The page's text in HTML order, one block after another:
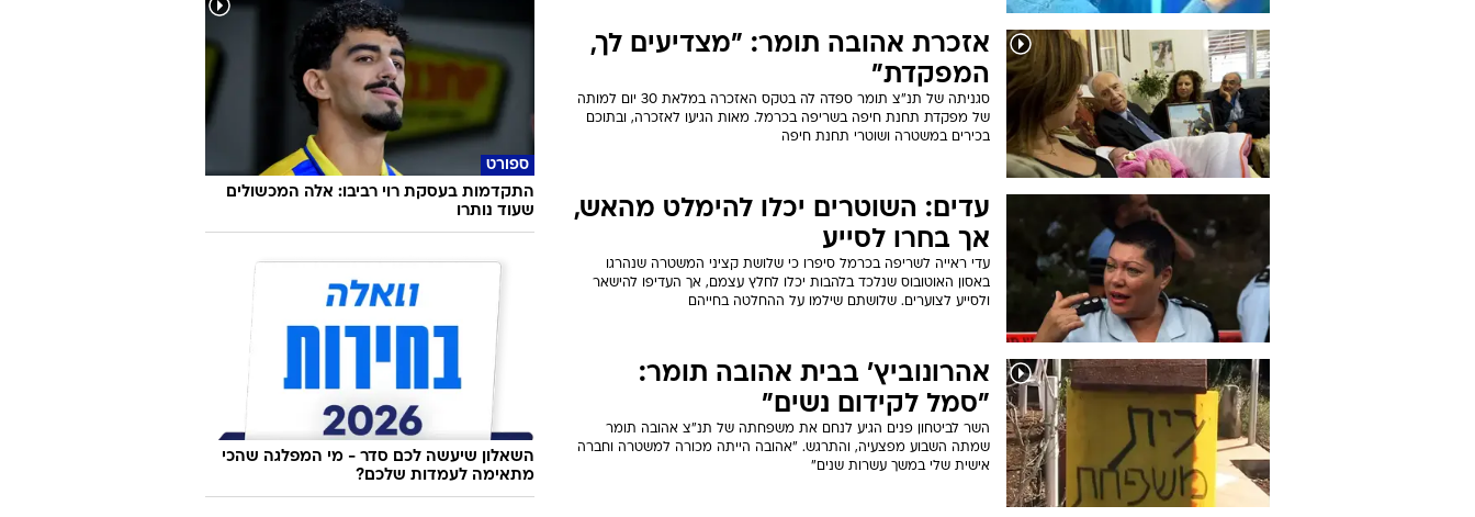
אזכרת אהובה תומר: "מצדיעים לך,
המפקדת"
סגניתה של תנ"צ תומר ספדה לה בטקס האזכרה במלאת 30 יום למותה
של מפקדת תחנת חיפה בשריפה בכרמל. מאות הגיעו לאזכרה, ובתוכם
בכירים במשטרה ושוטרי תחנת חיפה
עדים: השוטרים יכלו להימלט מהאש,
אך בחרו לסייע
עדי ראייה לשריפה בכרמל סיפרו כי שלושת קציני המשטרה שנהרגו
באסון האוטובוס שנלכד בלהבות יכלו לחלץ עצמם, אך העדיפו להישאר
ולסייע לצוערים. שלושתם שילמו על ההחלטה בחייהם
אהרונוביץ' בבית אהובה תומר:
"סמל לקידום נשים"
השר לביטחון פנים הגיע לנחם את משפחתה של תנ"צ אהובה תומר
שמתה השבוע מפצעיה, והתרגש. "אהובה הייתה מכורה למשטרה וחברה
אישית שלי במשך עשרות שנים"
ספורט
התקדמות בעסקת רוי רביבו: אלה המכשולים
שעוד נותרו
השאלון שיעשה לכם סדר - מי המפלגה שהכי
מתאימה לעמדות שלכם?